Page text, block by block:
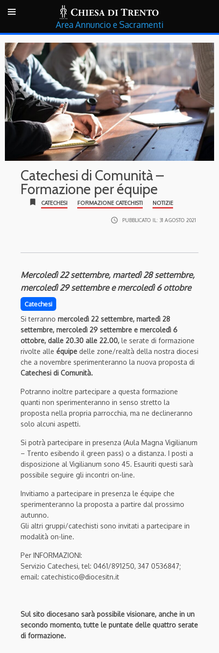
Annuncio e Sacramenti
Catechesi di Comunità –
Formazione per équipe
bookmark CATECHESI FORMAZIONE CATECHISTI NOTIZIE
access_time PUBBLICATO IL: 31 AGOSTO 2021
Mercoledì 22 settembre, martedì 28 settembre,
mercoledì 29 settembre e mercoledì 6 ottobre
Catechesi
Si terranno mercoledì 22 settembre, martedì 28
settembre, mercoledì 29 settembre e mercoledì 6
ottobre, dalle 20.30 alle 22.00, le serate di formazione
rivolte alle équipe delle zone/realtà della nostra diocesi
che a novembre sperimenteranno la nuova proposta di
Catechesi di Comunità.
Potranno inoltre partecipare a questa formazione
quanti non sperimenteranno in senso stretto la
proposta nella propria parrocchia, ma ne declineranno
solo alcuni aspetti.
Si potrà partecipare in presenza (Aula Magna Vigilianum
– Trento esibendo il green pass) o a distanza. I posti a
disposizione al Vigilianum sono 45. Esauriti questi sarà
possibile seguire gli incontri on-line.
Invitiamo a partecipare in presenza le équipe che
sperimenteranno la proposta a partire dal prossimo
autunno.
Gli altri gruppi/catechisti sono invitati a partecipare in
modalità on-line.
Per INFORMAZIONI:
Servizio Catechesi, tel: 0461/891250, 347 0536847;
email: catechistico@diocesitn.it
Sul sito diocesano sarà possibile visionare, anche in un
secondo momento, tutte le puntate delle quattro serate
di formazione.